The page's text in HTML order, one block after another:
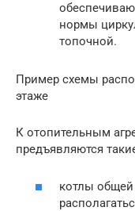
нормы
топочной.
Пример схемы
этаже
К отопительным
предъявляются
котлы